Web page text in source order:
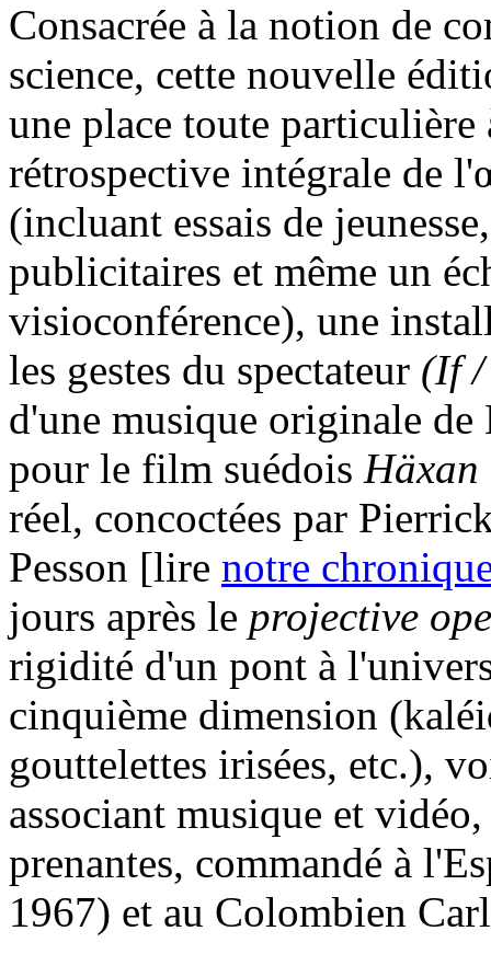
Consacrée à la notion de
science, cette nouvelle
une place toute
rétrospective intégrale de
(incluant essais de
publicitaires et même un
visioconférence), une
les gestes du spectateur (If /
d'une musique originale
pour le film suédois Häxan
réel, concoctées par
Pesson [lire notre
jours après le projective
rigidité d'un pont à
cinquième dimension
gouttelettes irisées, etc.),
associant musique et
prenantes, commandé à
1967) et au Colombien